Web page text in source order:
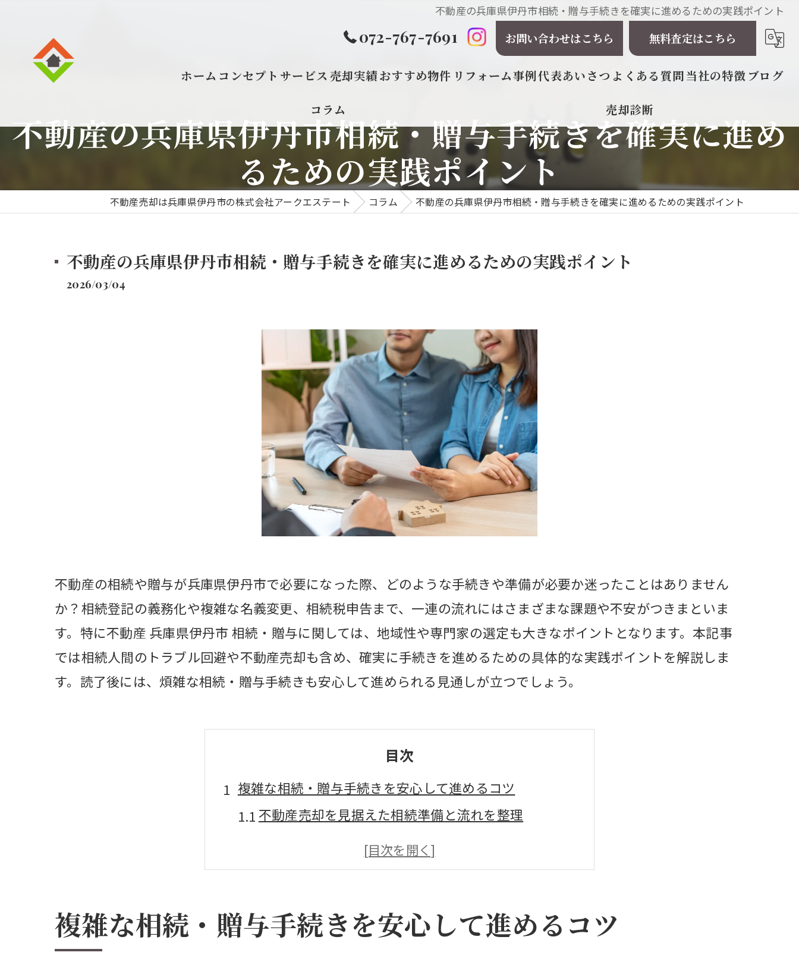
不動産の兵庫県伊丹市相続・贈与手続きを確実に進めるための実践ポイント
072-767-7691 お問い合わせはこちら 無料査定はこちら
ホーム コンセプト サービス 売却実績おすすめ物件 リフォーム事例代表あいさつ よくある質問当社の特徴
戸建て
マンション
ブログ
コラム 売却診断
不動産の兵庫県伊丹市相続・贈与手続きを確実に進め
るための実践ポイント
不動産売却は兵庫県伊丹市の株式会社アークエステート コラム 不動産の兵庫県伊丹市相続・贈与手続きを確実に進めるための実践ポイント
不動産の兵庫県伊丹市相続・贈与手続きを確実に進めるための実践ポイント
2026/03/04
不動産の相続や贈与が兵庫県伊丹市で必要になった際、どのような手続きや準備が必要か迷ったことはありません
か？相続登記の義務化や複雑な名義変更、相続税申告まで、一連の流れにはさまざまな課題や不安がつきまといま
す。特に不動産 兵庫県伊丹市 相続・贈与に関しては、地域性や専門家の選定も大きなポイントとなります。本記事
では相続人間のトラブル回避や不動産売却も含め、確実に手続きを進めるための具体的な実践ポイントを解説しま
す。読了後には、煩雑な相続・贈与手続きも安心して進められる見通しが立つでしょう。
目次
複雑な相続・贈与手続きを安心して進めるコツ
不動産売却を見据えた相続準備と流れを整理
相続・贈与で注意したい不動産売却の実務
不動産売却を活用した相続トラブルの予防策
不動産売却時に役立つ相続・贈与のチェックポイント
複雑な相続・贈与手続きを安心して進めるコツ